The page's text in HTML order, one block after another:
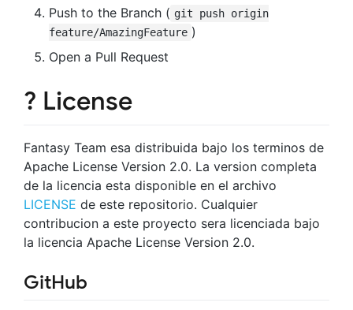
Push to the Branch ( git push origin
feature/AmazingFeature )
Open a Pull Request
? License
Fantasy Team esa distribuida bajo los terminos de
Apache License Version 2.0. La version completa
de la licencia esta disponible en el archivo
LICENSE de este repositorio. Cualquier
contribucion a este proyecto sera licenciada bajo
la licencia Apache License Version 2.0.
GitHub